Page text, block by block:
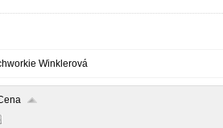
Winklerová